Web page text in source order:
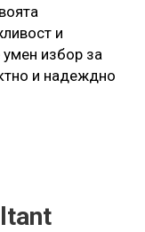
и
избор за
и надеждно